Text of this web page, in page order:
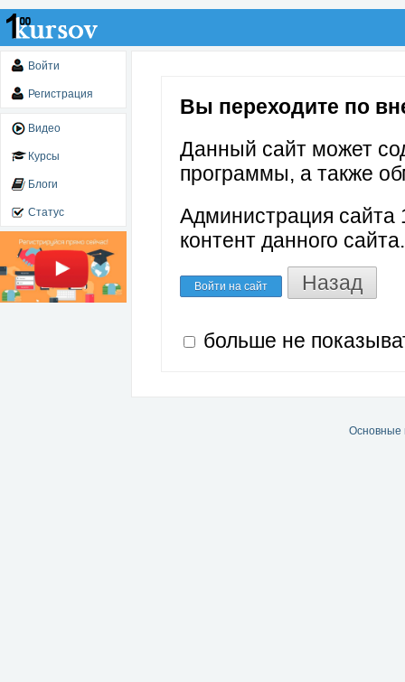
Войти
Регистрация
Видео
Курсы
Блоги
Статус
Вы переходите по
Данный сайт может
программы, а также
Администрация сайта
контент данного сайта.
Войти на сайт Назад
больше не
Основные